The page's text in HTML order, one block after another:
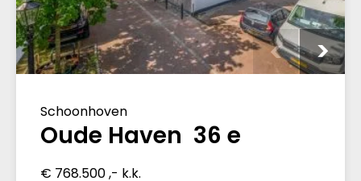
Schoonhoven
Oude Haven 36 e
€ 768.500 ,- k.k.